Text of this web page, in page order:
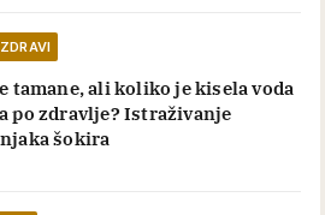
tamane, ali koliko je kisela voda
po zdravlje? Istraživanje
šokira